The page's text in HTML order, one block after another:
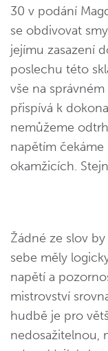
30 v podání
se obdivovat
jejímu zasazení
poslechu této
vše na
přispívá k
nemůžeme
napětím
okamžicích.
Žádné ze slov
sebe měly
napětí a
mistrovství
hudbě je pro
nedosažitelnou,